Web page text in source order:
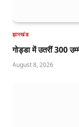
झारखंड
गोड्डा में उतरीं 300
August 8, 2026